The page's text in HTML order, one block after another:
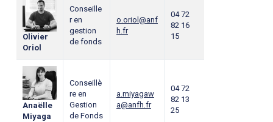
Olivier
Oriol
Conseille
r en
gestion
de fonds
o.oriol@anf
h.fr
04 72
82 16
15
Anaëlle
Miyaga
Conseillè
re en
Gestion
de Fonds
a.miyagaw
a@anfh.fr
04 72
82 13
25